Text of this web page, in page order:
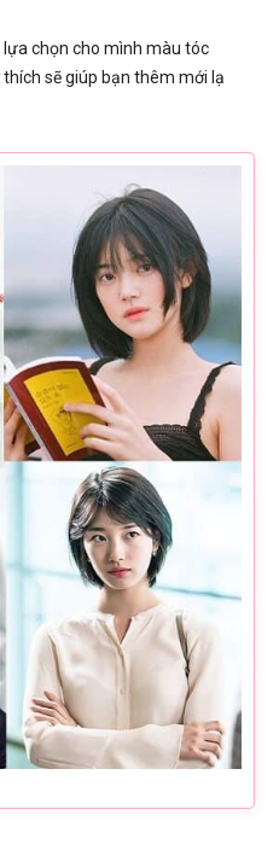
chọn cho mình màu tóc
sẽ giúp bạn thêm mới lạ